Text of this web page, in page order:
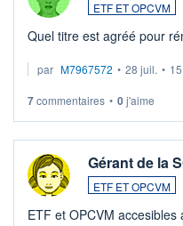
ETF ET OPCVM
Quel titre est agréé pour
par M7967572 • 28 juil. •
7commentaires • 0j'aime
Gérant de la
ETF ET OPCVM
ETF et OPCVM